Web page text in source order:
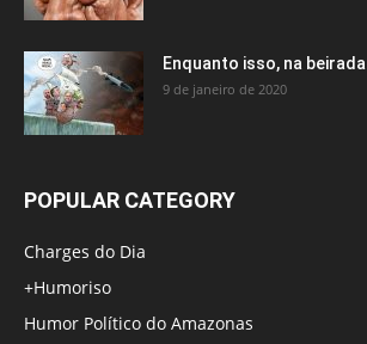
Enquanto isso, na
9 de janeiro de 2020
POPULAR CATEGORY
Charges do Dia
+Humoriso
Humor Político do Amazonas